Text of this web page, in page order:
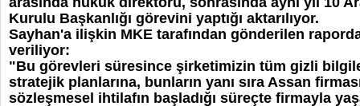
Kurulu Başkanlığı görevini yaptığı aktarılıyor.
Sayhan'a ilişkin MKE tarafından gönderilen
veriliyor:
"Bu görevleri süresince şirketimizin tüm gizli
stratejik planlarına, bunların yanı sıra Assan
sözleşmesel ihtilafın başladığı süreçte firmayla